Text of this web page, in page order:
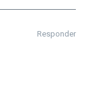
Responder